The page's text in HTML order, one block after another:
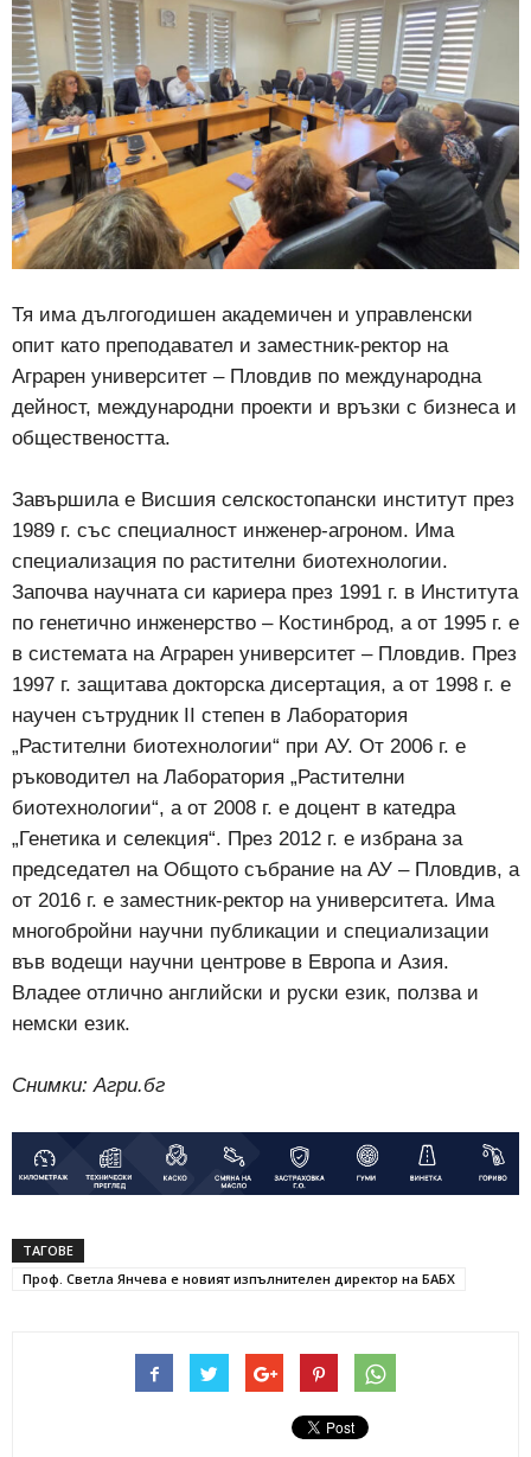
Тя има дългогодишен академичен и управленски
опит като преподавател и заместник-ректор на
Аграрен университет – Пловдив по международна
дейност, международни проекти и връзки с бизнеса и
обществеността.
Завършила е Висшия селскостопански институт през
1989 г. със специалност инженер-агроном. Има
специализация по растителни биотехнологии.
Започва научната си кариера през 1991 г. в Института
по генетично инженерство – Костинброд, а от 1995 г. е
в системата на Аграрен университет – Пловдив. През
1997 г. защитава докторска дисертация, а от 1998 г. е
научен сътрудник II степен в Лаборатория
„Растителни биотехнологии“ при АУ. От 2006 г. е
ръководител на Лаборатория „Растителни
биотехнологии“, а от 2008 г. е доцент в катедра
„Генетика и селекция“. През 2012 г. е избрана за
председател на Общото събрание на АУ – Пловдив, а
от 2016 г. е заместник-ректор на университета. Има
многобройни научни публикации и специализации
във водещи научни центрове в Европа и Азия.
Владее отлично английски и руски език, ползва и
немски език.
Снимки: Агри.бг
ТАГОВЕ
Проф. Светла Янчева е новият изпълнителен директор на БАБХ